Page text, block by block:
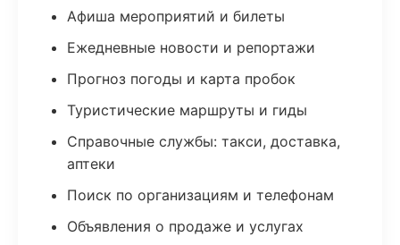
Афиша мероприятий и билеты
Ежедневные новости и репортажи
Прогноз погоды и карта пробок
Туристические маршруты и гиды
Справочные службы: такси, доставка,
аптеки
Поиск по организациям и телефонам
Объявления о продаже и услугах